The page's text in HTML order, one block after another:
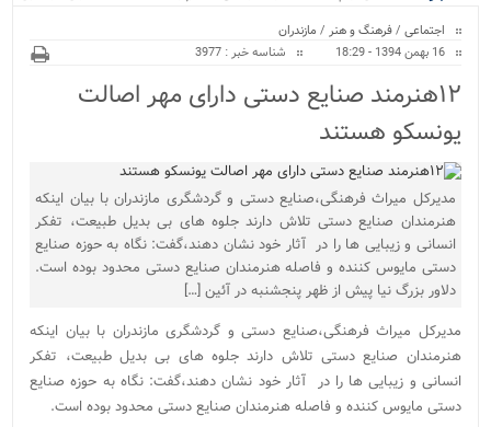
اجتماعی /فرهنگ و هنر / مازندران
16 بهمن 1394 - 18:29
شناسه خبر : 3977
۱۲هنرمند صنایع دستی دارای مهر اصالت
یونسکو هستند
مدیرکل میراث فرهنگی،صنایع دستی و گردشگری مازندران با بیان اینکه
هنرمندان صنایع دستی تلاش دارند جلوه های بی بدیل طبیعت، تفکر
انسانی و زیبایی ها را در آثار خود نشان دهند،گفت: نگاه به حوزه صنایع
دستی مایوس کننده و فاصله هنرمندان صنایع دستی محدود بوده است.
دلاور بزرگ نیا پیش از ظهر پنجشنبه در آئین […]
مدیرکل میراث فرهنگی،صنایع دستی و گردشگری مازندران با بیان اینکه
هنرمندان صنایع دستی تلاش دارند جلوه های بی بدیل طبیعت، تفکر
انسانی و زیبایی ها را در آثار خود نشان دهند،گفت: نگاه به حوزه صنایع
دستی مایوس کننده و فاصله هنرمندان صنایع دستی محدود بوده است.